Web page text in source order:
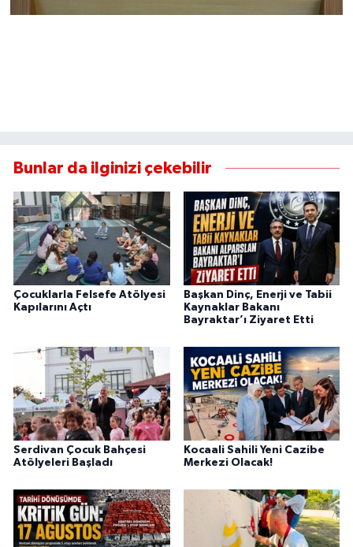
Bunlar da ilginizi çekebilir
Çocuklarla Felsefe Atölyesi
Kapılarını Açtı
Başkan Dinç, Enerji ve Tabii
Kaynaklar Bakanı
Bayraktar’ı Ziyaret Etti
Serdivan Çocuk Bahçesi
Atölyeleri Başladı
Kocaali Sahili Yeni Cazibe
Merkezi Olacak!